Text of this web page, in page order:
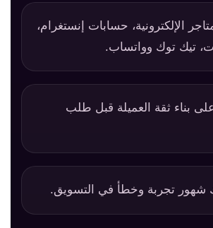
الإلكترونية، حسابات إنستغرام،
تيك توك وواتساب.
بناء ثقة العميلة قبل طلب
شهور تجربة وخطأ في التسويق.